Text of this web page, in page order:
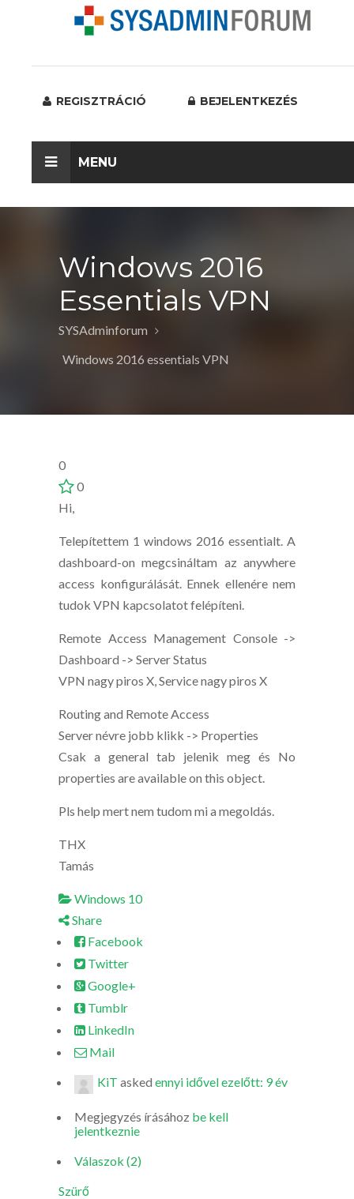
REGISZTRÁCIÓ BEJELENTKEZÉS
MENU
Windows 2016
Essentials VPN
SYSAdminforum
Windows 2016 essentials VPN
0
0
Hi,
Telepítettem 1 windows 2016 essentialt. A
dashboard-on megcsináltam az anywhere
access konfigurálását. Ennek ellenére nem
tudok VPN kapcsolatot felépíteni.
Remote Access Management Console ->
Dashboard -> Server Status
VPN nagy piros X, Service nagy piros X
Routing and Remote Access
Server névre jobb klikk -> Properties
Csak a general tab jelenik meg és No
properties are available on this object.
Pls help mert nem tudom mi a megoldás.
THX
Tamás
Windows 10
Share
Facebook
Twitter
Google+
Tumblr
LinkedIn
Mail
KiT asked ennyi idővel ezelőtt: 9 év
Megjegyzés írásához be kell
jelentkeznie
Válaszok (2)
Szürő